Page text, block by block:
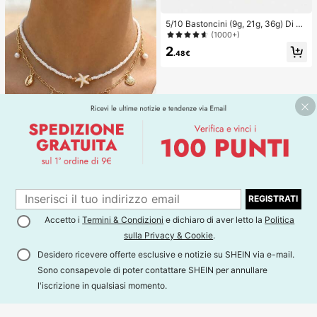
2 pezzi/set Collana con perle e dec
orazioni a forma di stella marina e c
onchiglia per ragazze, adatta per d
ecorazione quotidiana e abbigliame
nto da spiaggia
#1 Bestseller in ABS Collane con ciondolo da donna
5/10 Bastoncini (9g, 21g, 36g) Di C
olla Solida Super Resistente - Asciu
Per Carta E Artigianato, Un Essenzi
(1000+)
2.48€
REGISTRATI
Accetto iTermini & Condizioni e dichiaro di aver letto la Politica
sulla Privacy & Cookie.
Desidero ricevere offerte esclusive e notizie su SHEIN via e-mail.
Sono consapevole di poter contattare SHEIN per annullare
l'iscrizione in qualsiasi momento.